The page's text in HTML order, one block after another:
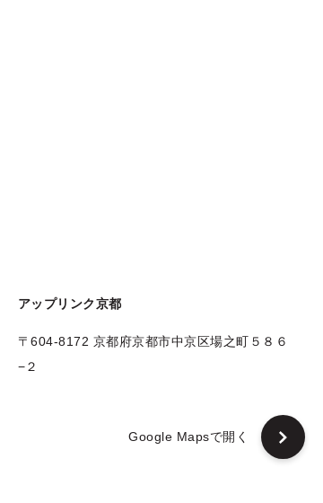
アップリンク京都
〒604-8172 京都府京都市中京区場之町５８６
−２
Google Mapsで開く